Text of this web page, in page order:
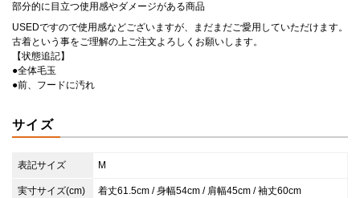
部分的に目立つ使用感やダメージがある商品
USEDですので使用感などございますが、まだまだご愛用していただけます。
古着という事をご理解の上ご注文よろしくお願いします。
【状態追記】
●全体毛玉
●前、フードに汚れ
サイズ
表記サイズ M
実寸サイズ(cm) 着丈61.5cm / 身幅54cm / 肩幅45cm / 袖丈60cm